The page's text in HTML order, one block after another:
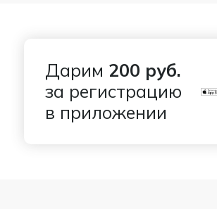
Дарим 200 руб.
за регистрацию
в приложении